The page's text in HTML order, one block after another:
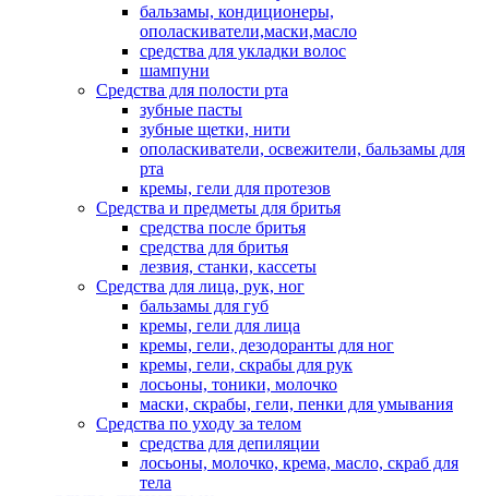
бальзамы, кондиционеры,
ополаскиватели,маски,масло
средства для укладки волос
шампуни
Средства для полости рта
зубные пасты
зубные щетки, нити
ополаскиватели, освежители, бальзамы для
рта
кремы, гели для протезов
Средства и предметы для бритья
средства после бритья
средства для бритья
лезвия, станки, кассеты
Средства для лица, рук, ног
бальзамы для губ
кремы, гели для лица
кремы, гели, дезодоранты для ног
кремы, гели, скрабы для рук
лосьоны, тоники, молочко
маски, скрабы, гели, пенки для умывания
Средства по уходу за телом
средства для депиляции
лосьоны, молочко, крема, масло, скраб для
тела